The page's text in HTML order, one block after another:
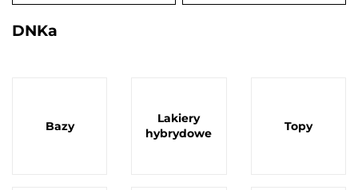
DNKa
Bazy
Lakiery
hybrydowe
Topy